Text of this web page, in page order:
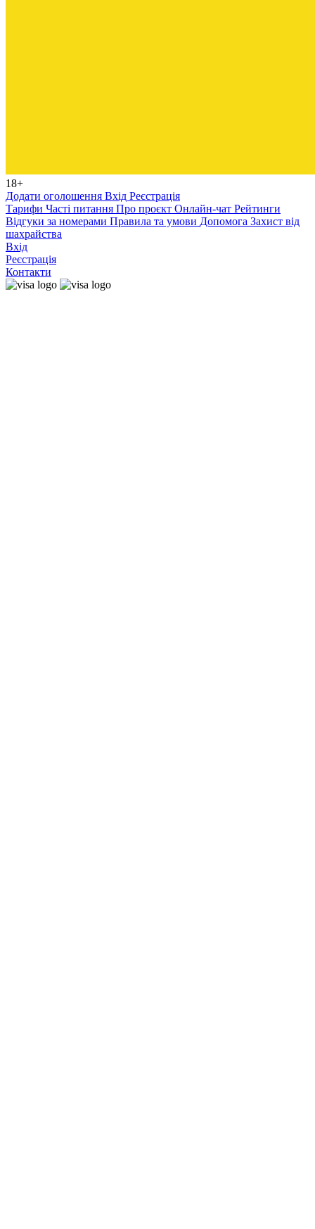
18+
Додати оголошення Вхід Реєстрація
Тарифи Часті питання Про проєкт Онлайн-чат Рейтинги
Відгуки за номерами Правила та умови Допомога Захист від
шахрайства
Вхід
Реєстрація
Контакти